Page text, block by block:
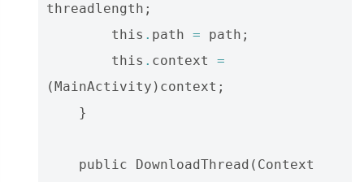
threadlength ;
this . path = path ;
this . context
=
(MainActivity ) context ;
}
public DownloadThread ( Context